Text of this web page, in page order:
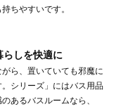
ちやすいです。
らしを快適に
ら、置いていても邪魔に
シリーズ」にはバス用品
あるバスルームなら、